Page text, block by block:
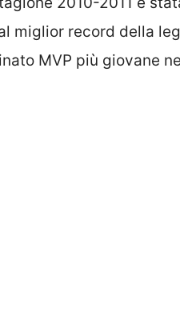
miglior record della
MVP più giovane